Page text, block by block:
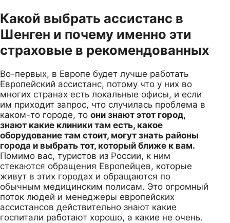
Какой выбрать ассистанс в
Шенген и почему именно эти
страховые в рекомендованных
Во-первых, в Европе будет лучше работать
Европейский ассистанс, потому что у них во
многих странах есть локальные офисы, и если
им приходит запрос, что случилась проблема в
каком-то городе, то они знают этот город,
знают какие клиники там есть, какое
оборудование там стоит, могут знать районы
города и выбрать тот, который ближе к вам.
Помимо вас, туристов из России, к ним
стекаются обращения Европейцев, которые
живут в этих городах и обращаются по
обычным медицинским полисам. Это огромный
поток людей и менеджеры европейских
ассистансов действительно знают какие
госпитали работают хорошо, а какие не очень.